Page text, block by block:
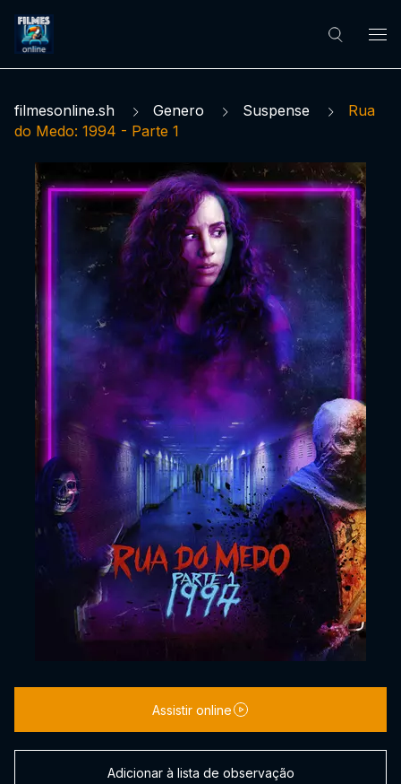
filmesonline.sh Genero Suspense
Rua
do Medo: 1994 - Parte 1
Assistir online
Adicionar à lista de observação